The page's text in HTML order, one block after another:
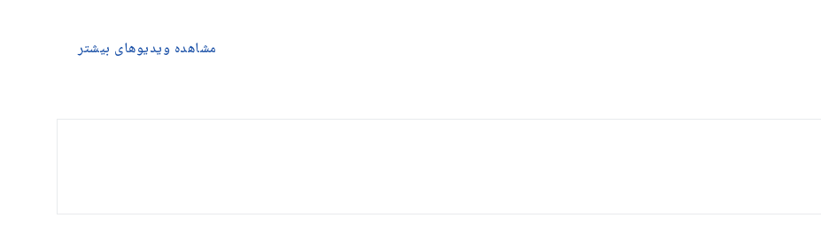
مشاهده ویدیوهای بیشتر